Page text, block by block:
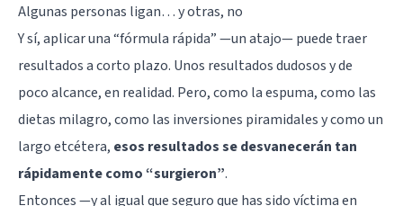
Algunas personas ligan… y otras, no
Y sí, aplicar una “fórmula rápida” —un atajo— puede traer
resultados a corto plazo. Unos resultados dudosos y de
poco alcance, en realidad. Pero, como la espuma, como las
dietas milagro, como las inversiones piramidales y como un
largo etcétera, esos resultados se desvanecerán tan
rápidamente como “surgieron”.
Entonces —y al igual que seguro que has sido víctima en